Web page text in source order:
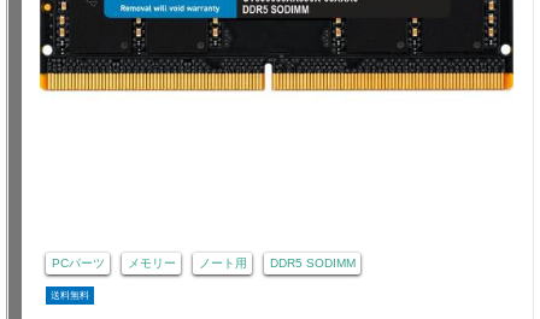
PCパーツ メモリー ノート用 DDR5 SODIMM
送料無料